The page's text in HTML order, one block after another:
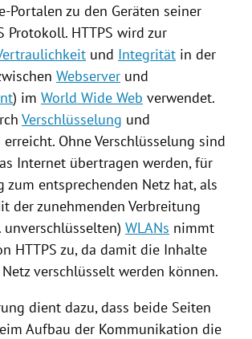
Portalen zu den Geräten seiner
Protokoll. HTTPS wird zur
und Integrität in der
Webserver und
) im World Wide Web verwendet.
Verschlüsselung und
erreicht. Ohne Verschlüsselung sind
Internet übertragen werden, für
zum entsprechenden Netz hat, als
der zunehmenden Verbreitung
WLANs nimmt
HTTPS zu, da damit die Inhalte
verschlüsselt werden können.
dient dazu, dass beide Seiten
Aufbau der Kommunikation die